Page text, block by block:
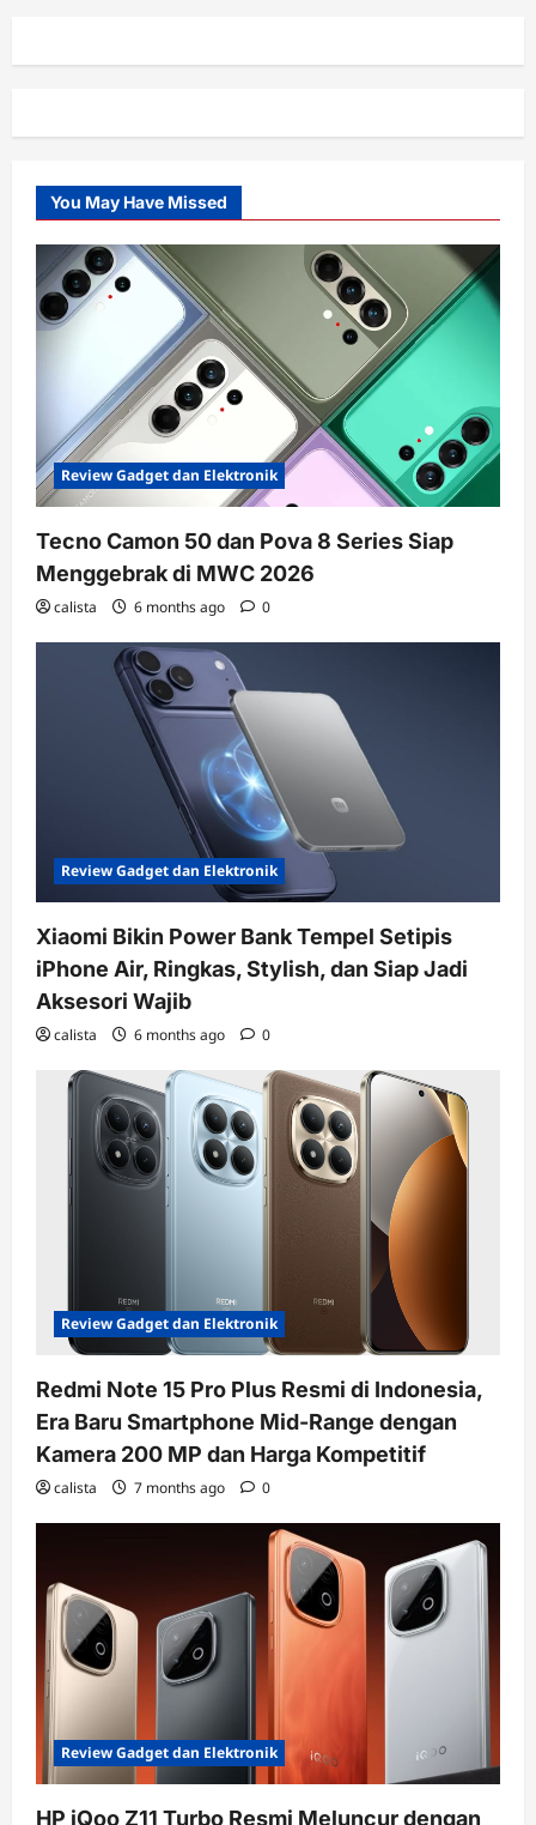
You May Have Missed
Review Gadget dan Elektronik
Tecno Camon 50 dan Pova 8 Series Siap
Menggebrak di MWC 2026
calista 6 months ago 0
Review Gadget dan Elektronik
Xiaomi Bikin Power Bank Tempel Setipis
iPhone Air, Ringkas, Stylish, dan Siap Jadi
Aksesori Wajib
calista 6 months ago 0
Review Gadget dan Elektronik
Redmi Note 15 Pro Plus Resmi di Indonesia,
Era Baru Smartphone Mid-Range dengan
Kamera 200 MP dan Harga Kompetitif
calista 7 months ago 0
Review Gadget dan Elektronik
HP iQoo Z11 Turbo Resmi Meluncur dengan